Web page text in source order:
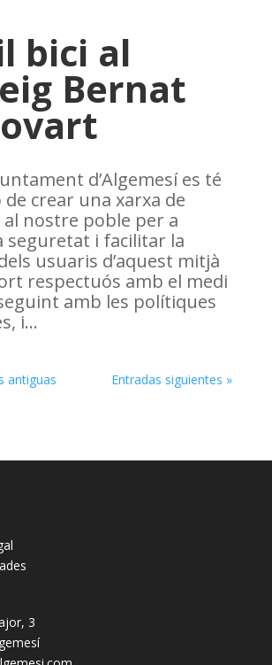
bici al
Bernat
d’Algemesí es té
crear una xarxa de
nostre poble per a
seguretat i facilitar la
usuaris d’aquest mitjà
respectuós amb el medi
amb les polítiques
i...
antiguas Entradas siguientes »
3